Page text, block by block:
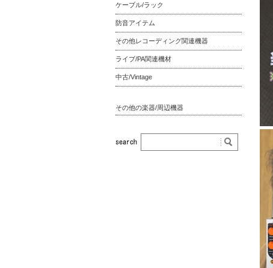
ケーブル/ラック
防音アイテム
その他レコーディング関連機器
ライブ/PA関連機材
中古/Vintage
その他の楽器/周辺機器